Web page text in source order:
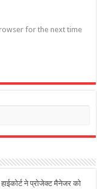
for the next time
ने प्रोजेक्ट मैनेजर को